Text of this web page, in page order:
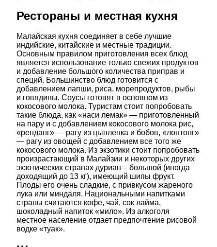
Рестораны и местная кухня
Малайская кухня соединяет в себе лучшие
индийские, китайские и местные традиции.
Основным правилом приготовления всех блюд
является использование только свежих продуктов
и добавление большого количества приправ и
специй. Большинство блюд готовится с
добавлением лапши, риса, морепродуктов, рыбы
и говядины. Соусы готовят в основном из
кокосового молока. Туристам стоит попробовать
такие блюда, как «наси лемак» — приготовленный
на пару и с добавлением кокосового молока рис,
«ренданг» — рагу из цыпленка и бобов, «лонтонг»
— рагу из овощей с добавлением все того же
кокосового молока. Из экзотики стоит попробовать
произрастающий в Малайзии и некоторых других
экзотических странах дуриан – большой (иногда
доходящий до 13 кг), имеющий шипы фрукт.
Плоды его очень сладкие, с привкусом жареного
лука или миндаля. Национальными напитками
страны считаются кофе, чай, сок лайма,
шоколадный напиток «мило». Из алкоголя
местное население отдает предпочтение рисовой
водке «туак».